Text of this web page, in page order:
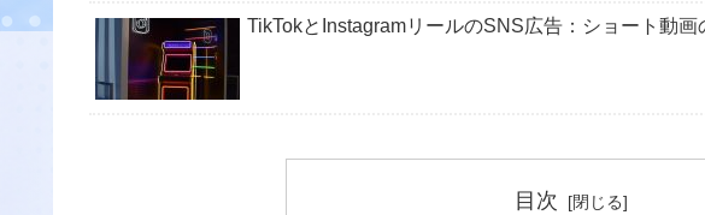
TikTokとInstagramリールのSNS広告：ショート動画
目次